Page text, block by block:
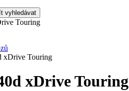
vyhledávat
xDrive Touring
xDrive Touring